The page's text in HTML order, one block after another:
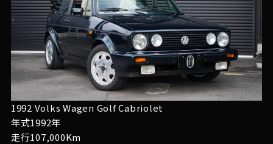
1992 Volks Wagen Golf Cabriolet
年式1992年
走行107,000Km